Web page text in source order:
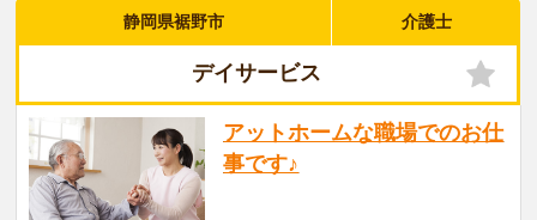
静岡県裾野市 介護士
デイサービス
アットホームな職場でのお仕
事です♪